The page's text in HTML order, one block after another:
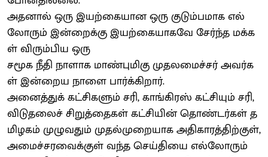
அதனால் ஒரு இயற்கையான ஒரு குடும்பமாக எல்
லோரும் இன்றைக்கு இயற்கையாகவே சேர்ந்த மக்க
ள் விரும்பிய ஒரு
சமூக நீதி நாளாக மாண்புமிகு முதலமைச்சர் அவர்க
ள் இன்றைய நாளை பார்க்கிறார்.
அனைத்துக் கட்சிகளும் சரி, காங்கிரஸ் கட்சியும் சரி,
விடுதலைச் சிறுத்தைகள் கட்சியின் தொண்டர்கள் த
மிழகம் முழுவதும் முதல்முறையாக அதிகாரத்திற்குள்,
அமைச்சரவைக்குள் வந்த செய்தியை எல்லோரும்